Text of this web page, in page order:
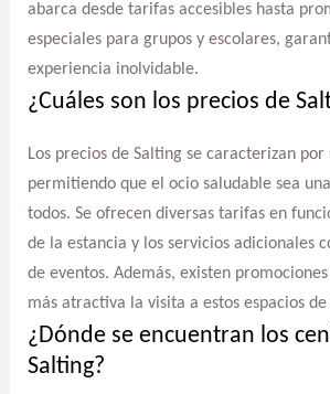
abarca desde tarifas accesibles hasta
especiales para grupos y escolares,
experiencia inolvidable.
¿Cuáles son los precios de
Los precios de Salting se caracterizan por
permitiendo que el ocio saludable sea
todos. Se ofrecen diversas tarifas en
de la estancia y los servicios adicionales
de eventos. Además, existen
más atractiva la visita a estos espacios
¿Dónde se encuentran los
Salting?